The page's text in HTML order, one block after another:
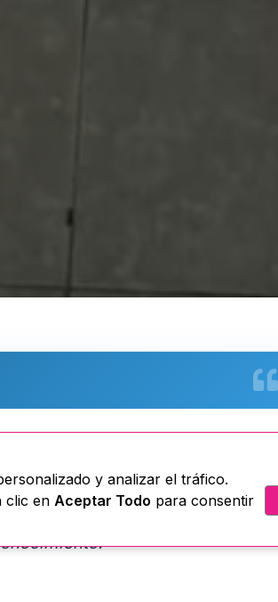
Núcleo de Tungurahua con
jornada llena de sensibilidad
de la Mujer”, donde la
y analizar el tráfico.
clic en Aceptar Todo para consentir